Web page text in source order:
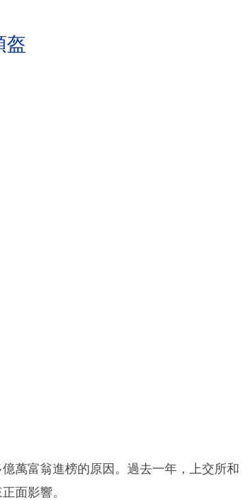
盔
萬富翁進榜的原因。過去一年，上交所和
面影響。